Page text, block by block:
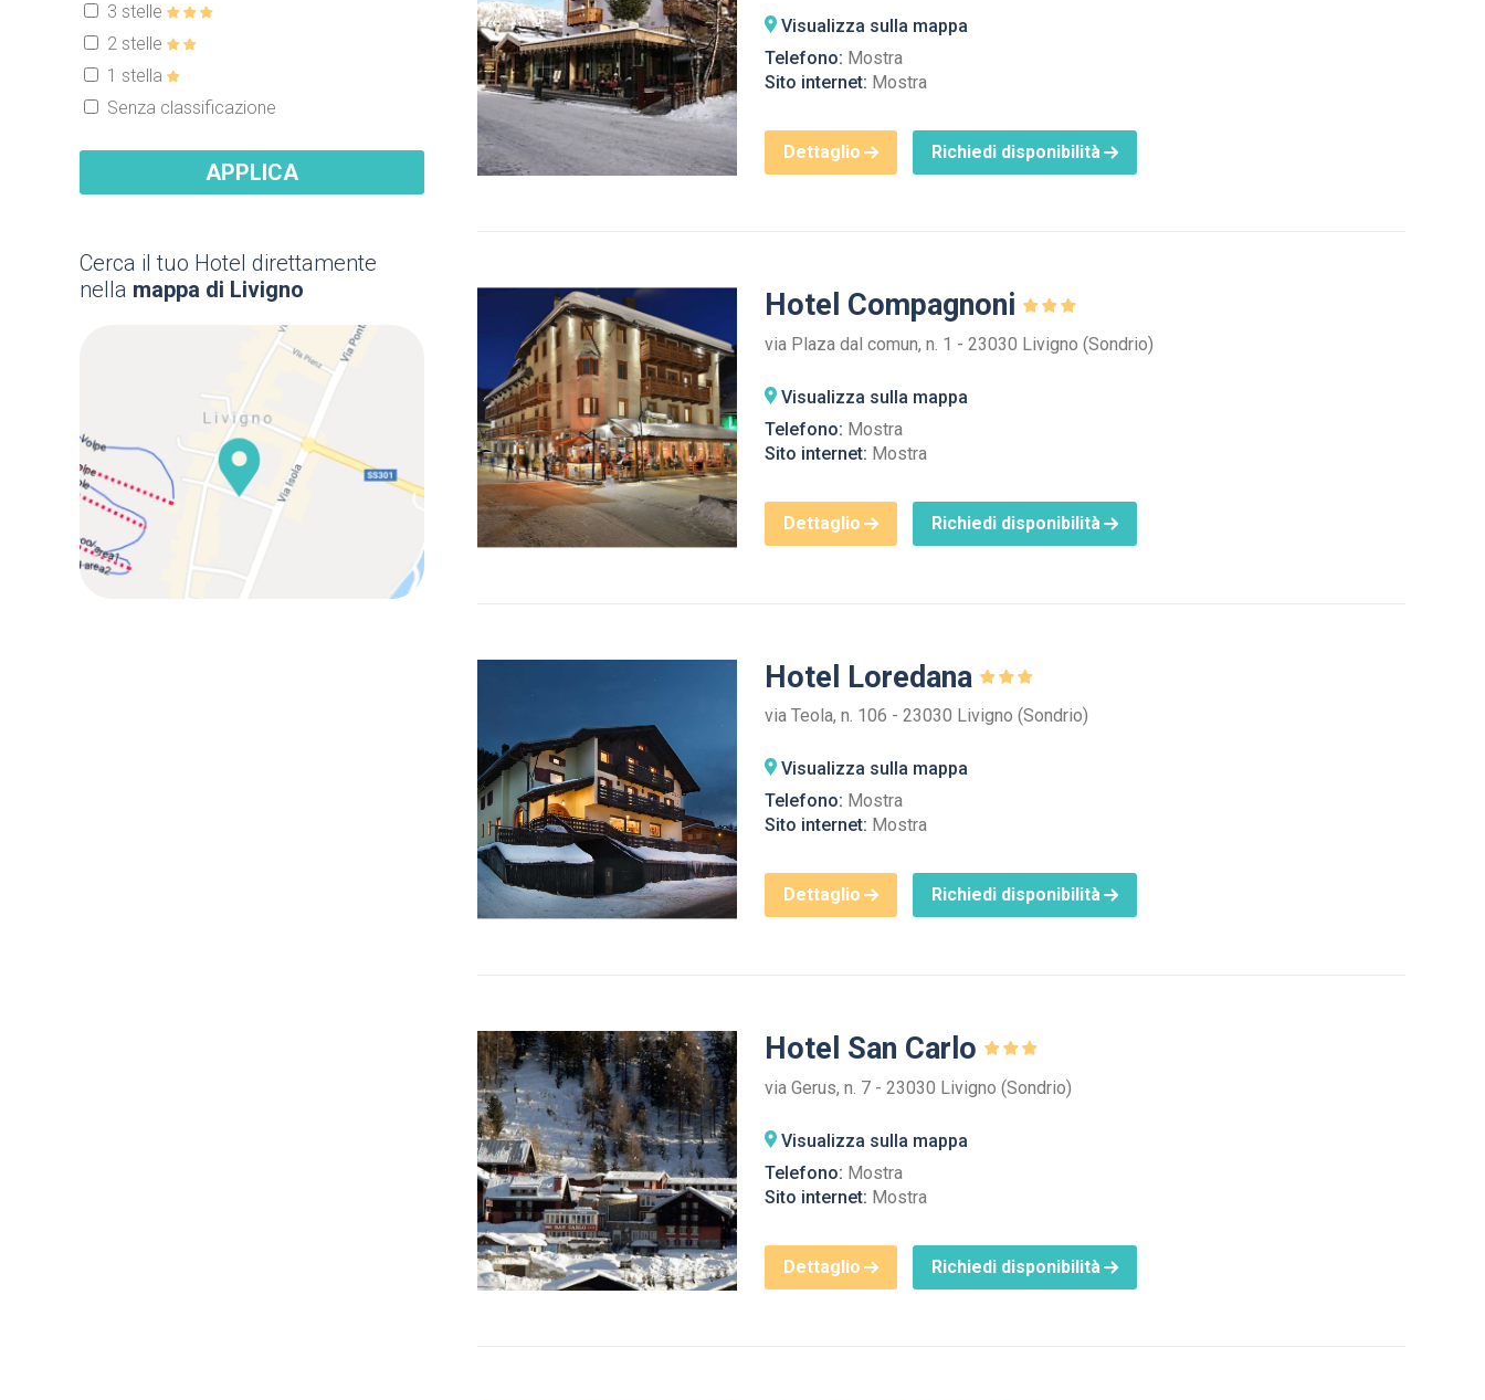
3 stelle
2 stelle
1 stella
Senza classificazione
APPLICA
Cerca il tuo Hotel direttamente
nella mappa di Livigno
Visualizza sulla mappa
Telefono: Mostra
Sito internet: Mostra
Dettaglio Richiedi disponibilità
Hotel Compagnoni
via Plaza dal comun, n. 1 - 23030 Livigno (Sondrio)
Visualizza sulla mappa
Telefono: Mostra
Sito internet: Mostra
Dettaglio Richiedi disponibilità
Hotel Loredana
via Teola, n. 106 - 23030 Livigno (Sondrio)
Visualizza sulla mappa
Telefono: Mostra
Sito internet: Mostra
Dettaglio Richiedi disponibilità
Hotel San Carlo
via Gerus, n. 7 - 23030 Livigno (Sondrio)
Visualizza sulla mappa
Telefono: Mostra
Sito internet: Mostra
Dettaglio Richiedi disponibilità